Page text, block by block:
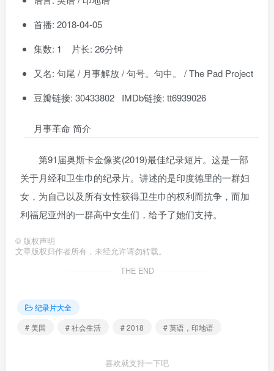
首播: 2018-04-05
集数: 1 片长: 26分钟
又名: 句尾 / 月事解放 / 句号。句中。 / The Pad Project
豆瓣链接: 30433802 IMDb链接: tt6939026
月事革命 简介
第91届奥斯卡金像奖(2019)最佳纪录短片。这是一部
关于月经和卫生巾的纪录片。讲述的是印度德里的一群妇
女，为自己以及所有女性获得卫生巾的权利而抗争，而加
利福尼亚州的一群高中女生们，给予了她们支持。
© 版权声明
文章版权归作者所有，未经允许请勿转载。
THE END
纪录片大全
# 美国
# 社会生活 # 2018 # 英语，印地语
喜欢就支持一下吧